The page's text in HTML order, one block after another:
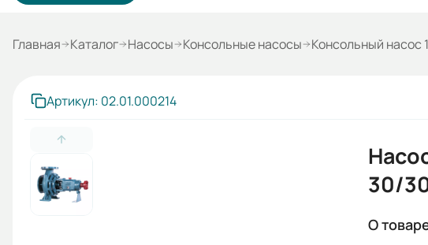
Главная Каталог Насосы Консольные насосы Консольный насос
Артикул: 02.01.000214
Насос
30/
О